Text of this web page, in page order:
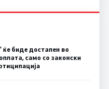
ќе биде достапен во
само со законски